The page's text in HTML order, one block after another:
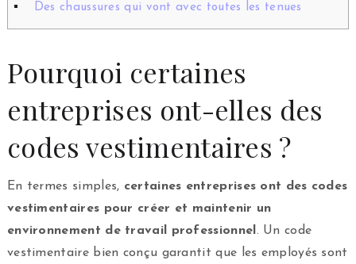
Des chaussures qui vont avec toutes les tenues
Pourquoi certaines
entreprises ont-elles des
codes vestimentaires ?
En termes simples, certaines entreprises ont des codes
vestimentaires pour créer et maintenir un
environnement de travail professionnel . Un code
vestimentaire bien conçu garantit que les employés sont